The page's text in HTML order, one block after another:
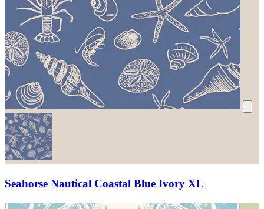
Seahorse Nautical Coastal Blue Ivory XL